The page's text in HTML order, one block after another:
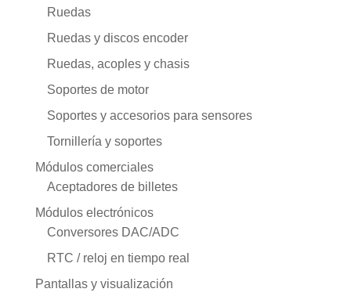
Ruedas
Ruedas y discos encoder
Ruedas, acoples y chasis
Soportes de motor
Soportes y accesorios para sensores
Tornillería y soportes
Módulos comerciales
Aceptadores de billetes
Módulos electrónicos
Conversores DAC/ADC
RTC / reloj en tiempo real
Pantallas y visualización